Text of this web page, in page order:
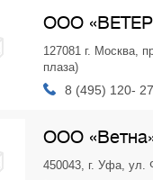
ООО
127081 г. Москва,
плаза)
8 (495) 120-
ООО
450043, г. Уфа, ул.